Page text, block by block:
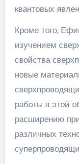
квантовых
Кроме того,
изучением
свойства
новые
работы в этой
расширению
различных